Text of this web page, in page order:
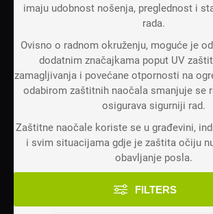
imaju udobnost nošenja, preglednost i
rada.
Ovisno o radnom okruženju, moguće je
dodatnim značajkama poput UV
zamagljivanja i povećane otpornosti na
odabirom zaštitnih naočala smanjuje se
osigurava sigurniji rad.
Zaštitne naočale koriste se u građevini,
i svim situacijama gdje je zaštita očiju
obavljanje posla.
FILTERS